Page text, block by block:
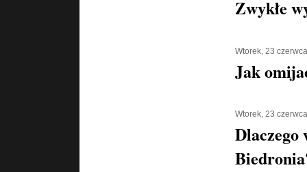
Zwykłe
Wtorek, 23
Jak
Wtorek, 23
Dlaczego